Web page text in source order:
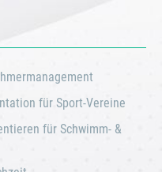
für Sport-Vereine
für Schwimm- &